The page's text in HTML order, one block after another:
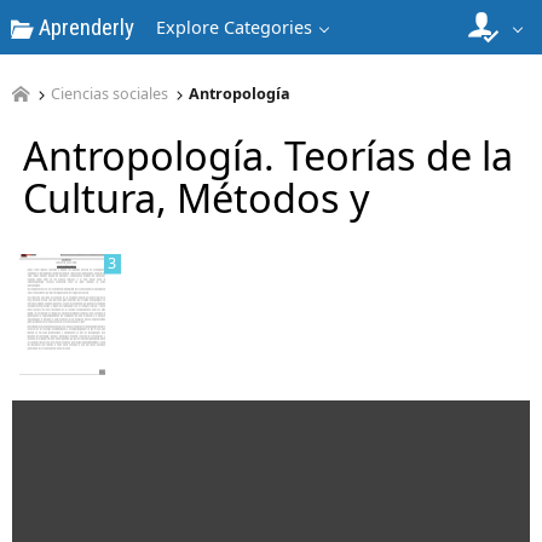
Aprenderly Explore Categories
Ciencias sociales Antropología
Antropología. Teorías de la
Cultura, Métodos y
2
3